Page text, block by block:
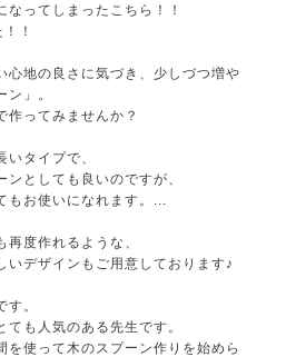
なってしまったこちら！！
！
心地の良さに気づき、少しづつ増や
ン」。
作ってみませんか？
いタイプで、
としても良いのですが、
お使いになれます。
再度作れるような、
いデザインもご用意しており ます♪
。
も人気のある先生です。
を使って木のスプーン作りを始めら